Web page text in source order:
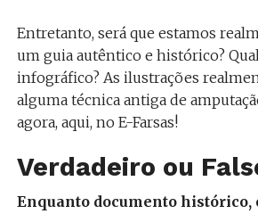
Entretanto, será que estamos
um guia autêntico e histórico?
infográfico? As ilustrações
alguma técnica antiga de
agora, aqui, no E-Farsas!
Verdadeiro ou
Enquanto documento